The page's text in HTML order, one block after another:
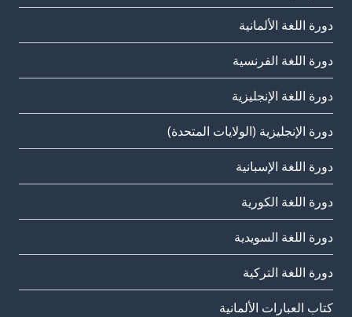
دورة اللغة الألمانية
دورة اللغة الفرنسية
دورة اللغة الإنجليزية
دورة الإنجليزية (الولايات المتحدة)
دورة اللغة الإسبانية
دورة اللغة الكورية
دورة اللغة السويدية
دورة اللغة التركية
كتاب العبارات الألمانية